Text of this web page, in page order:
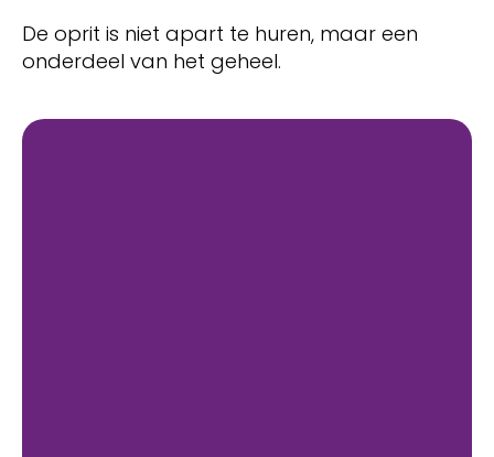
De oprit is niet apart te huren, maar een
onderdeel van het geheel.